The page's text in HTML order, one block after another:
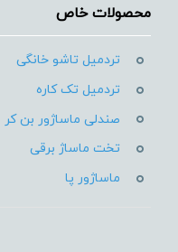
محصولات خاص
تردمیل تاشو خانگی
تردمیل تک کاره
صندلی ماساژور بن کر
تخت ماساژ برقی
ماساژور پا